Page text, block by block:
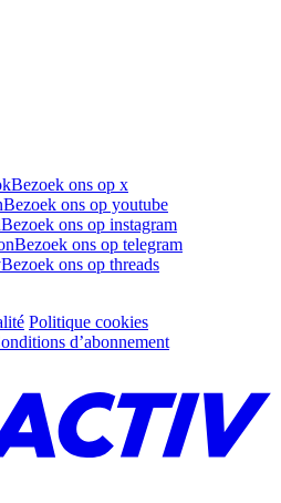
Bezoek ons op x
Bezoek ons op youtube
Bezoek ons op instagram
Bezoek ons op telegram
Bezoek ons op threads
Politique cookies
d’abonnement